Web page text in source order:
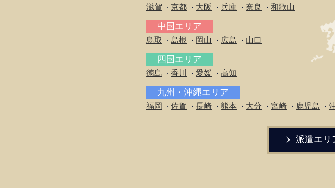
滋賀 ・ 京都 ・ 大阪 ・ 兵庫 ・ 奈良 ・ 和歌山
中国エリア
鳥取 ・ 島根 ・ 岡山 ・ 広島 ・ 山口
四国エリア
徳島 ・ 香川 ・ 愛媛 ・ 高知
九州・沖縄エリア
福岡 ・ 佐賀 ・ 長崎 ・ 熊本 ・ 大分 ・ 宮崎 ・ 鹿児島 ・
派遣エリ